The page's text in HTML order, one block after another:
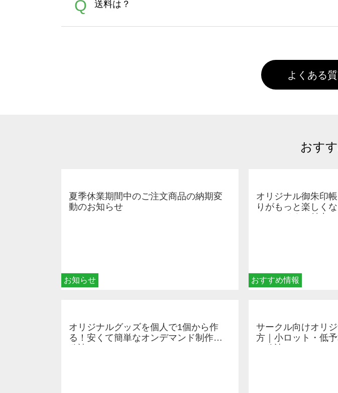
文に関わらず、前処理剤が残った状態でお届けとなる場合
A
Adobeデータ(AI,PSD)で保存して頂き、デザインツール上に
Q 送料は？
よくある
おす
お知らせ
夏季休業期間中のご注文商品の納期変
動のお知らせ
おすすめ情報
オリジナル御朱印
りがもっと楽しく
オリジナルグッズを個人で1個から作
る！安くて簡単なオンデマンド制作の
サークル向けオリ
方｜小ロット・低